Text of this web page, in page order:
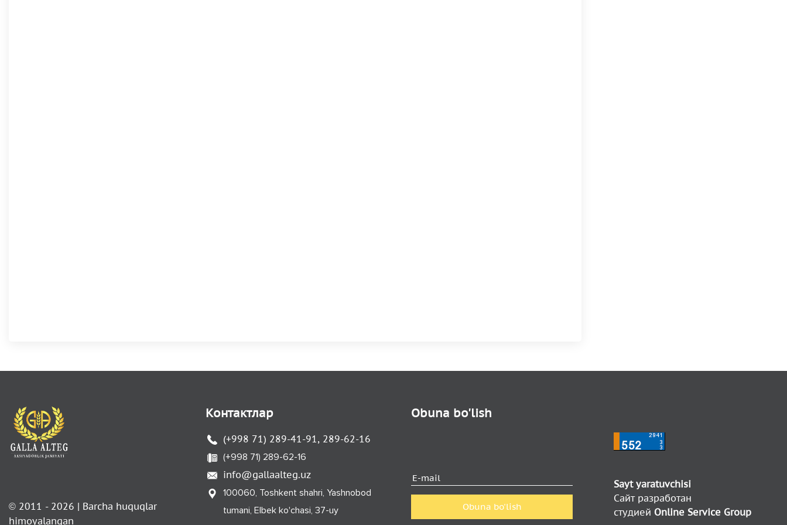
© 2011 - 2026 | Barcha huquqlar
himoyalangan
Kонтактлар
(+998 71) 289-41-91, 289-62-16
(+998 71) 289-62-16
info@gallaalteg.uz
100060, Toshkent shahri, Yashnobod
tumani, Elbek ko'chasi, 37-uy
Obuna bo'lish
Obuna bo'lish
Sayt yaratuvchisi
Сайт разработан
студией Online Service Group